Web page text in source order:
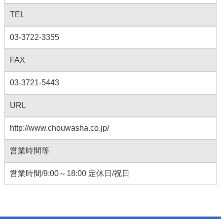
TEL
03-3722-3355
FAX
03-3721-5443
URL
http://www.chouwasha.co.jp/
営業時間等
営業時間/9:00～18:00 定休日/祝日